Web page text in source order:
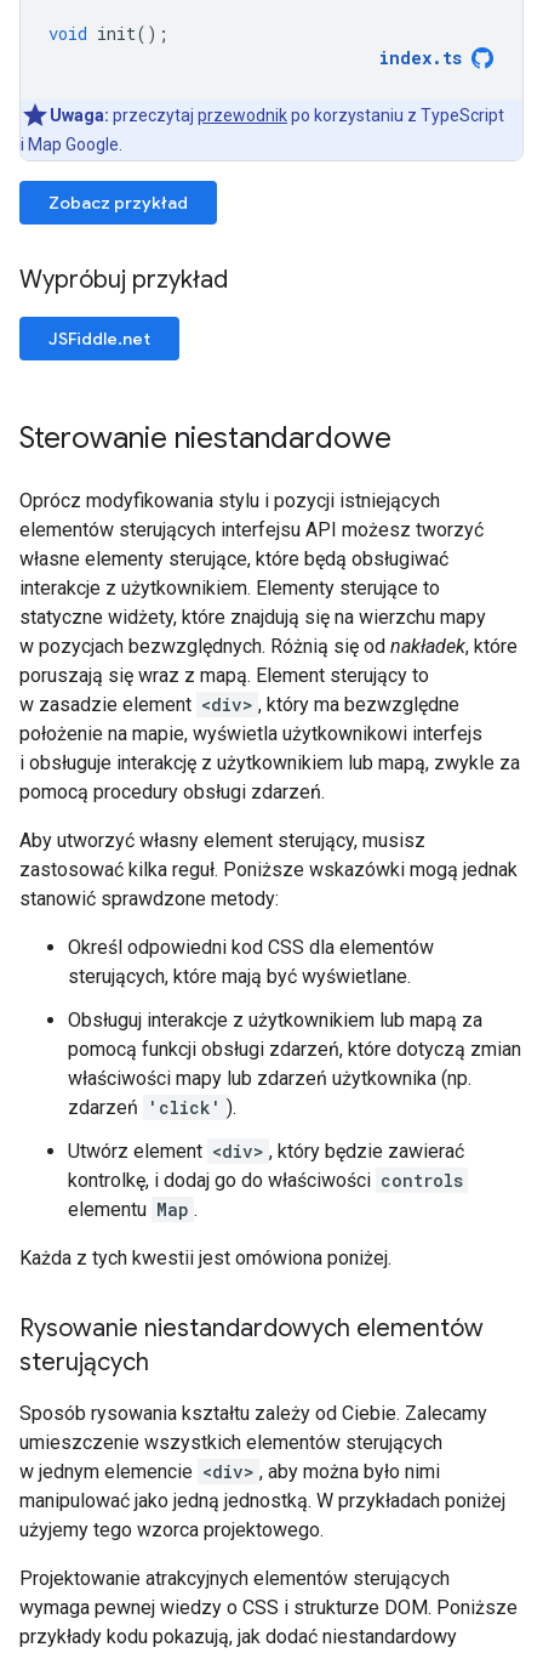
void init();
index. ts
Uwaga: przeczytaj przewodnikpo korzystaniu z TypeScript
i Map Google.
Zobacz przykład
Wypróbuj przykład
JSFiddle.net
Sterowanie niestandardowe
Oprócz modyfikowania stylu i pozycji istniejących
elementów sterujących interfejsu API możesz tworzyć
własne elementy sterujące, które będą obsługiwać
interakcje z użytkownikiem. Elementy sterujące to
statyczne widżety, które znajdują się na wierzchu mapy
w pozycjach bezwzględnych. Różnią się od nakładek, które
poruszają się wraz z mapą. Element sterujący to
w zasadzie element <div> , który ma bezwzględne
położenie na mapie, wyświetla użytkownikowi interfejs
i obsługuje interakcję z użytkownikiem lub mapą, zwykle za
pomocą procedury obsługi zdarzeń.
Aby utworzyć własny element sterujący, musisz
zastosować kilka reguł. Poniższe wskazówki mogą jednak
stanowić sprawdzone metody:
Określ odpowiedni kod CSS dla elementów
sterujących, które mają być wyświetlane.
Obsługuj interakcje z użytkownikiem lub mapą za
pomocą funkcji obsługi zdarzeń, które dotyczą zmian
właściwości mapy lub zdarzeń użytkownika (np.
zdarzeń
'click' ).
Utwórz element <div> , który będzie zawierać
kontrolkę, i dodaj go do właściwości controls
elementu Map .
Każda z tych kwestii jest omówiona poniżej.
Rysowanie niestandardowych elementów
sterujących
Sposób rysowania kształtu zależy od Ciebie. Zalecamy
umieszczenie wszystkich elementów sterujących
w jednym elemencie <div> , aby można było nimi
manipulować jako jedną jednostką. W przykładach poniżej
użyjemy tego wzorca projektowego.
Projektowanie atrakcyjnych elementów sterujących
wymaga pewnej wiedzy o CSS i strukturze DOM. Poniższe
przykłady kodu pokazują, jak dodać niestandardowy